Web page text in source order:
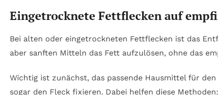
Eingetrocknete Fettflecken auf
Bei alten oder eingetrockneten Fettflecken ist das
aber sanften Mitteln das Fett aufzulösen, ohne das
Wichtig ist zunächst, das passende Hausmittel für
sogar den Fleck fixieren. Dabei helfen diese Methoden: